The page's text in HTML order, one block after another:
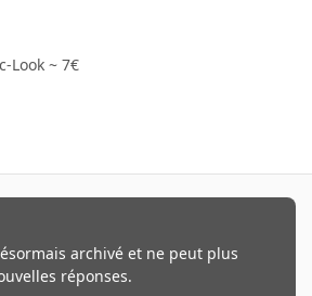
Look ~ 7€
archivé et ne peut plus
réponses.